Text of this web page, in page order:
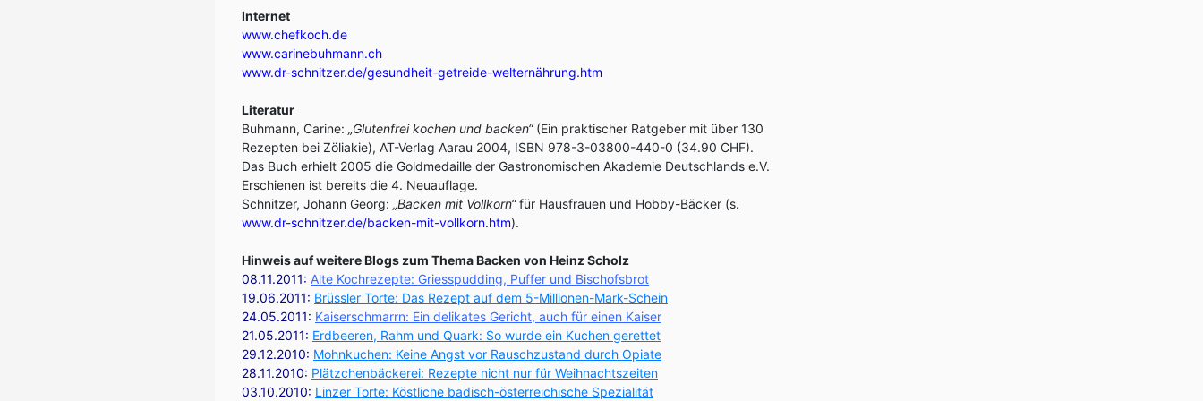
Internet
www.chefkoch.de
www.carinebuhmann.ch
www.dr-schnitzer.de/gesundheit-getreide-welternährung.htm
Literatur
Buhmann, Carine: „Glutenfrei kochen und backen“(Ein praktischer Ratgeber mit über 130
Rezepten bei Zöliakie), AT-Verlag Aarau 2004, ISBN 978-3-03800-440-0 (34.90 CHF).
Das Buch erhielt 2005 die Goldmedaille der Gastronomischen Akademie Deutschlands e.V.
Erschienen ist bereits die 4. Neuauflage.
Schnitzer, Johann Georg: „Backen mit Vollkorn“für Hausfrauen und Hobby-Bäcker (s.
www.dr-schnitzer.de/backen-mit-vollkorn.htm).
Hinweis auf weitere Blogs zum Thema Backen von Heinz Scholz
08.11.2011: Alte Kochrezepte: Griesspudding, Puffer und Bischofsbrot
19.06.2011: Brüssler Torte: Das Rezept auf dem 5-Millionen-Mark-Schein
24.05.2011: Kaiserschmarrn: Ein delikates Gericht, auch für einen Kaiser
21.05.2011: Erdbeeren, Rahm und Quark: So wurde ein Kuchen gerettet
29.12.2010: Mohnkuchen: Keine Angst vor Rauschzustand durch Opiate
28.11.2010: Plätzchenbäckerei: Rezepte nicht nur für Weihnachtszeiten
03.10.2010: Linzer Torte: Köstliche badisch-österreichische Spezialität